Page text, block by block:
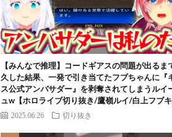
【みんなで推理】コードギアスの問題が出るま
久した結果、一発で引き当てたフブちゃんに『
ス公式アンバサダー』を剥奪されてしまうルイ
ュw【ホロライブ切り抜き/鷹嶺ルイ/白上フブキ
2025.06.26 切り抜き